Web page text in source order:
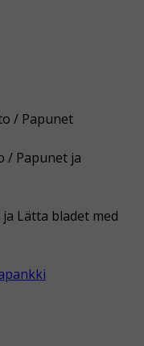
/ Papunet
/ Papunet ja
Lätta bladet med